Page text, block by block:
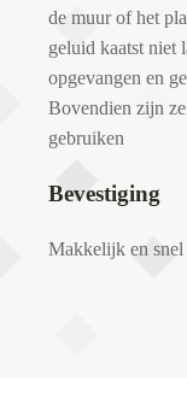
de muur of het
geluid kaatst niet
opgevangen en
Bovendien zijn
gebruiken
Bevestiging
Makkelijk en snel